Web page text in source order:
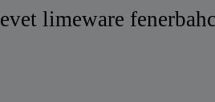
evet limeware